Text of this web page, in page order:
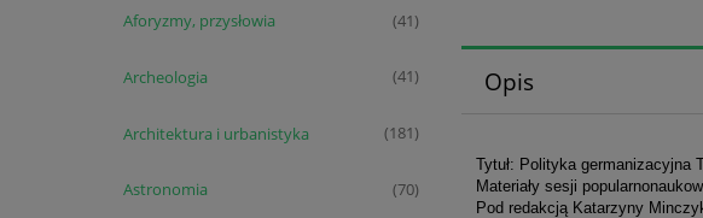
Aforyzmy, przysłowia (41)
Archeologia (41)
Architektura i urbanistyka (181)
Astronomia (70)
Opis
Tytuł: Polityka germanizacyjna
Materiały sesji
Pod redakcją Katarzyny